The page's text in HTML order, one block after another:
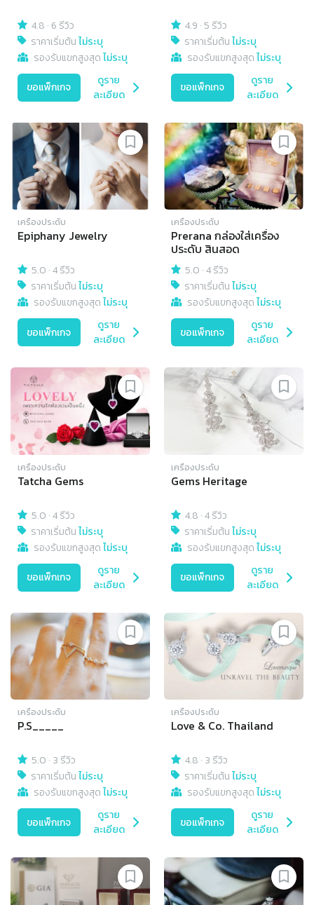
4.8 · 6 รีวิว
ราคาเริ่มต้นไม่ระบุ
รองรับแขกสูงสุดไม่ระบุ
ขอแพ็กเกจ
ดูราย
ละเอียด
4.9 · 5 รีวิว
ราคาเริ่มต้นไม่ระบุ
รองรับแขกสูงสุดไม่ระบุ
ขอแพ็กเกจ
ดูราย
ละเอียด
เครื่องประดับ
Epiphany Jewelry
5.0 ·4 รีวิว
ราคาเริ่มต้นไม่ระบุ
รองรับแขกสูงสุดไม่ระบุ
ขอแพ็กเกจ
ดูราย
ละเอียด
เครื่องประดับ
Prerana กล่องใส่เครื่อง
ประดับ สินสอด
5.0 ·4 รีวิว
ราคาเริ่มต้นไม่ระบุ
รองรับแขกสูงสุดไม่ระบุ
ขอแพ็กเกจ
ดูราย
ละเอียด
เครื่องประดับ
Tatcha Gems
5.0 ·4 รีวิว
ราคาเริ่มต้นไม่ระบุ
รองรับแขกสูงสุดไม่ระบุ
ขอแพ็กเกจ
ดูราย
ละเอียด
เครื่องประดับ
Gems Heritage
4.8 ·4 รีวิว
ราคาเริ่มต้นไม่ระบุ
รองรับแขกสูงสุดไม่ระบุ
ขอแพ็กเกจ
ดูราย
ละเอียด
เครื่องประดับ
P.S_____
5.0 · 3 รีวิว
ราคาเริ่มต้นไม่ระบุ
รองรับแขกสูงสุดไม่ระบุ
ขอแพ็กเกจ
ดูราย
ละเอียด
เครื่องประดับ
Love & Co. Thailand
4.8 · 3 รีวิว
ราคาเริ่มต้นไม่ระบุ
รองรับแขกสูงสุดไม่ระบุ
ขอแพ็กเกจ
ดูราย
ละเอียด